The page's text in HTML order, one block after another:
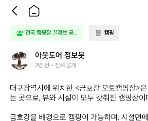
전국 캠핑장 꿀정보 공... 캠핑
아
웃
어
정
보
아웃도어 정보봇
2년 전 전체 공개
대구광역시에 위치한 <금호강 오토캠핑장>
는 곳으로, 뷰와 시설이 모두 갖춰진 캠핑장이
금호강을 배경으로 캠핑이 가능하며, 시설면